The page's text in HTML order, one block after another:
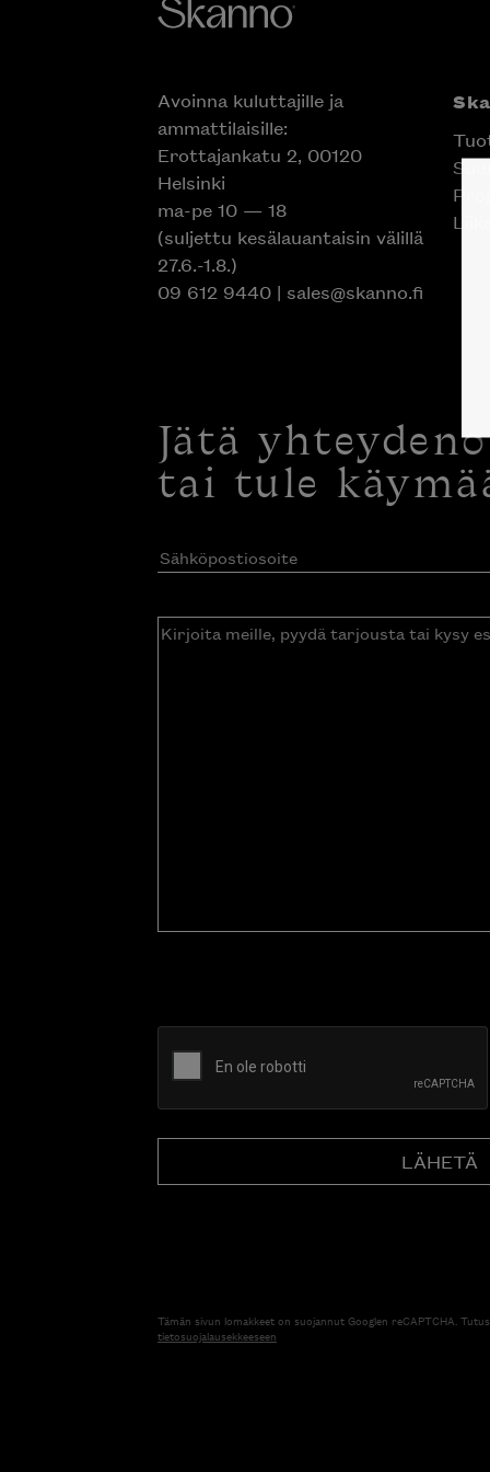
Avoinna kuluttajille ja
ammattilaisille:
Erottajankatu 2, 00120
Helsinki
ma-pe 10 — 18
(suljettu kesälauantaisin välillä
27.6.-1.8.)
09 612 9440| sales@skanno.fi
Jätä
tai tule
Sähköpostiosoite(Pakollinen)
Kirjoita
Tämän sivun lomakkeet on suojannut Googlen reCAPTCHA.
tietosuojalausekkeeseen